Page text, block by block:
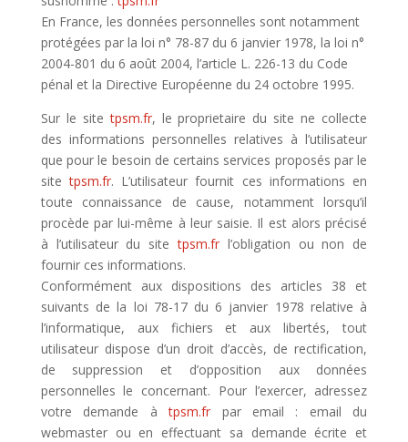
En France, les données personnelles sont notamment
protégées par la loi n° 78-87 du 6 janvier 1978, la loi n°
2004-801 du 6 août 2004, l’article L. 226-13 du Code
pénal et la Directive Européenne du 24 octobre 1995.
Sur le site tpsm.fr, le proprietaire du site ne collecte
des informations personnelles relatives à l’utilisateur
que pour le besoin de certains services proposés par le
site tpsm.fr. L’utilisateur fournit ces informations en
toute connaissance de cause, notamment lorsqu’il
procède par lui-même à leur saisie. Il est alors précisé
à l’utilisateur du site tpsm.fr l’obligation ou non de
fournir ces informations.
Conformément aux dispositions des articles 38 et
suivants de la loi 78-17 du 6 janvier 1978 relative à
l’informatique, aux fichiers et aux libertés, tout
utilisateur dispose d’un droit d’accès, de rectification,
de suppression et d’opposition aux données
personnelles le concernant. Pour l’exercer, adressez
votre demande à
tpsm.fr
par email : email du
webmaster ou en effectuant sa demande écrite et